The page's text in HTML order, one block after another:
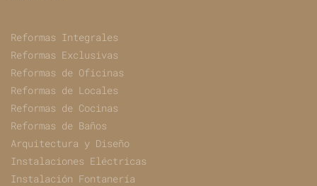
Reformas Integrales
Reformas Exclusivas
Reformas de Oficinas
Reformas de Locales
Reformas de Cocinas
Reformas de Baños
Arquitectura y Diseño
Instalaciones Eléctricas
Instalación Fontanería